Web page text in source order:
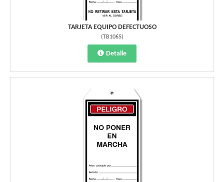
TARJETA EQUIPO DEFECTUOSO
(TB1065)
Detalle